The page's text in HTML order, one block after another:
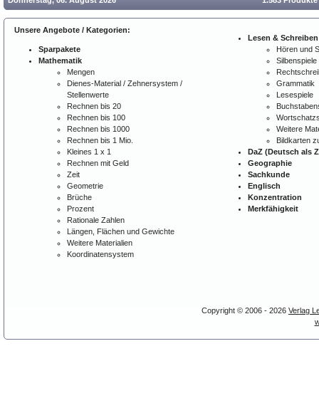
Unsere Angebote / Kategorien:
Sparpakete
Mathematik
Mengen
Dienes-Material / Zehnersystem /
Stellenwerte
Rechnen bis 20
Rechnen bis 100
Rechnen bis 1000
Rechnen bis 1 Mio.
Kleines 1 x 1
Rechnen mit Geld
Zeit
Geometrie
Brüche
Prozent
Rationale Zahlen
Längen, Flächen und Gewichte
Weitere Materialien
Koordinatensystem
Lesen & Schreiben
Hören und
Silbenspiele
Grammatik
Lesespiele
Weitere
Bildkarten
DaZ (Deutsch als
Geographie
Sachkunde
Englisch
Konzentration
Merkfähigkeit
Copyright © 2006 - 2026 Verlag